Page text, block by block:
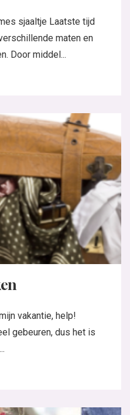
sjaaltje Laatste tijd
maten en
Door middel...
vakantie, help!
gebeuren, dus het is